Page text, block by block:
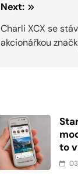
Next:
Charli XCX se
akcionářkou
to